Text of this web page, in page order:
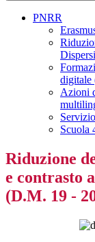
PNRR
digitale
Azioni
Scuola
Riduzione
e contrasto
(D.M. 19 -